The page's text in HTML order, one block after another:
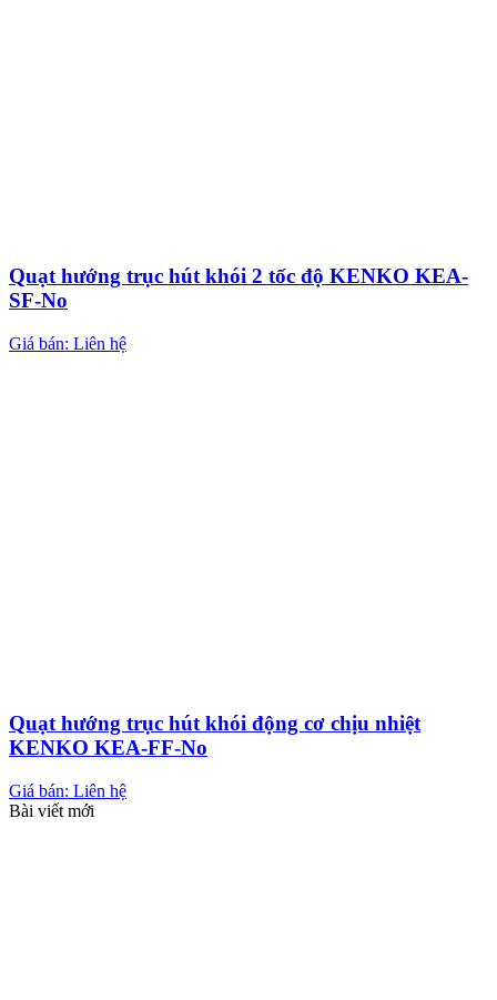
Quạt hướng trục hút khói 2 tốc độ KENKO KEA-
SF-No
Giá bán: Liên hệ
Quạt hướng trục hút khói động cơ chịu nhiệt
KENKO KEA-FF-No
Giá bán: Liên hệ
Bài viết mới